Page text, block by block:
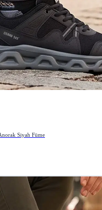
Siyah Füme